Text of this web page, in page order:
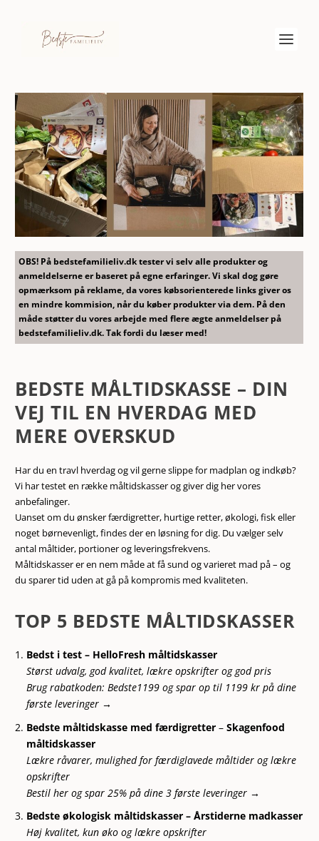
OBS! På bedstefamilieliv.dk tester vi selv alle produkter og
anmeldelserne er baseret på egne erfaringer. Vi skal dog gøre
opmærksom på reklame, da vores købsorienterede links giver os
en mindre kommision, når du køber produkter via dem. På den
måde støtter du vores arbejde med flere ægte anmeldelser på
bedstefamilieliv.dk. Tak fordi du læser med!
BEDSTE MÅLTIDSKASSE – DIN
VEJ TIL EN HVERDAG MED
MERE OVERSKUD
Har du en travl hverdag og vil gerne slippe for madplan og indkøb?
Vi har testet en række måltidskasser og giver dig her vores
anbefalinger.
Uanset om du ønsker færdigretter, hurtige retter, økologi, fisk eller
noget børnevenligt, findes der en løsning for dig. Du vælger selv
antal måltider, portioner og leveringsfrekvens.
Måltidskasser er en nem måde at få sund og varieret mad på – og
du sparer tid uden at gå på kompromis med kvaliteten.
TOP 5 BEDSTE MÅLTIDSKASSER
Bedst i test – HelloFresh måltidskasser
Størst udvalg, god kvalitet, lækre opskrifter og god pris
Brug rabatkoden: Bedste1199 og spar op til 1199 kr på dine
første leveringer →
Bedste måltidskasse med færdigretter – Skagenfood
måltidskasser
Lækre råvarer, mulighed for færdiglavede måltider og lækre
opskrifter
Bestil her og spar 25% på dine 3 første leveringer →
Bedste økologisk måltidskasser –Årstiderne madkasser
Høj kvalitet, kun øko og lækre opskrifter